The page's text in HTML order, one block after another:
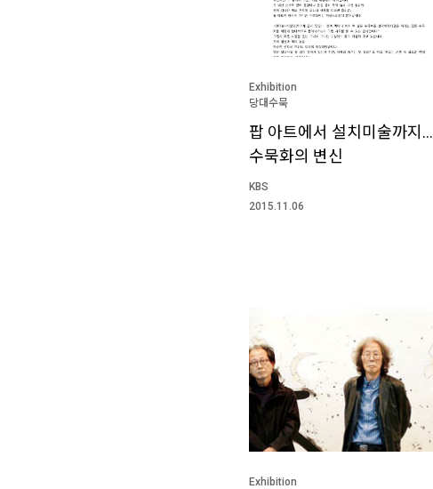
Exhibition
당대수묵
팝 아트에서 설치미술까지…
수묵화의 변신
KBS
2015.11.06
Exhibition